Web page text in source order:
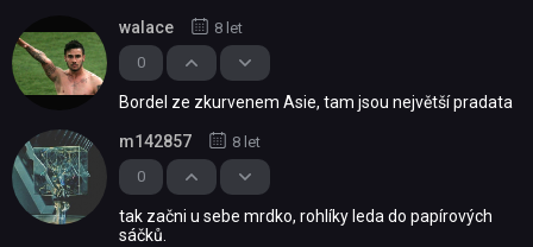
0
walace 8 let
Bordel ze zkurvenem Asie, tam jsou největší pradata
0
m142857 8 let
tak začni u sebe mrdko, rohlíky leda do papírových
sáčků.